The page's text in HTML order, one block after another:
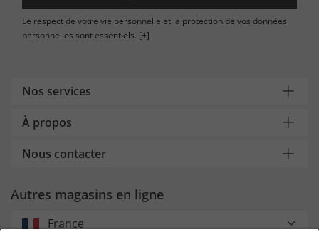
Le respect de votre vie personnelle et la protection de vos données
personnelles sont essentiels. [+]
Nos services
À propos
Nous contacter
Autres magasins en ligne
France